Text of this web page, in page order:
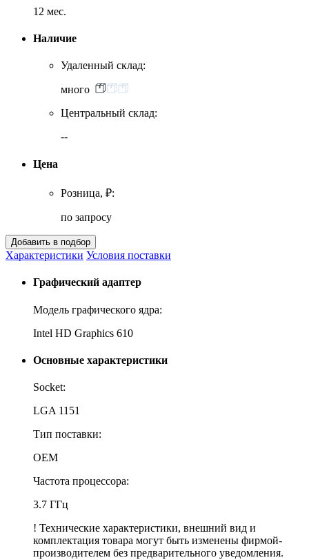
12 мес.
Наличие
Удаленный склад:
много
Центральный склад:
--
Цена
Розница, ₽:
по запросу
Характеристики Условия поставки
Графический адаптер
Модель графического ядра:
Intel HD Graphics 610
Основные характеристики
Socket:
LGA 1151
Тип поставки:
OEM
Частота процессора:
3.7 ГГц
! Технические характеристики, внешний вид и
комплектация товара могут быть изменены фирмой-
производителем без предварительного уведомления.